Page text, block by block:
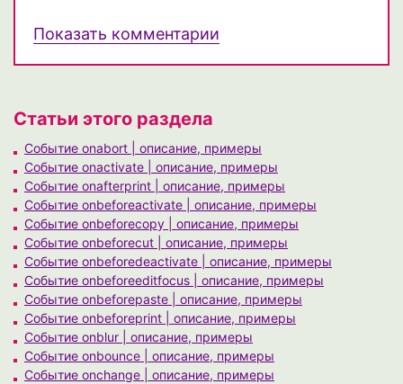
Показать комментарии
Статьи этого раздела
Событие onabort | описание, примеры
Событие onactivate | описание, примеры
Событие onafterprint | описание, примеры
Событие onbeforeactivate | описание, примеры
Событие onbeforecopy | описание, примеры
Событие onbeforecut | описание, примеры
Событие onbeforedeactivate | описание, примеры
Событие onbeforeeditfocus | описание, примеры
Событие onbeforepaste | описание, примеры
Событие onbeforeprint | описание, примеры
Событие onblur | описание, примеры
Событие onbounce | описание, примеры
Событие onchange | описание, примеры